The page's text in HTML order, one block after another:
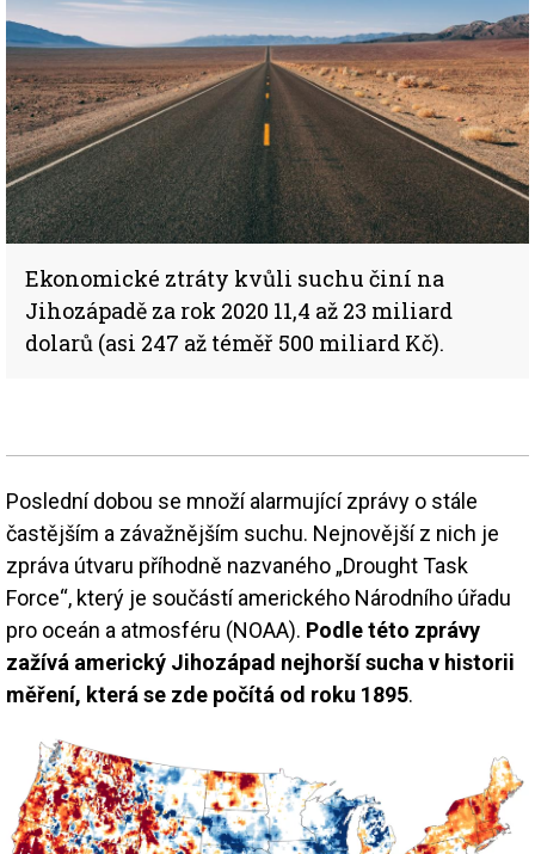
Ekonomické ztráty kvůli suchu činí na
Jihozápadě za rok 2020 11,4 až 23 miliard
dolarů (asi 247 až téměř 500 miliard Kč).
Poslední dobou se množí alarmující zprávy o stále
častějším a závažnějším suchu. Nejnovější z nich je
zpráva útvaru příhodně nazvaného „Drought Task
Force“, který je součástí amerického Národního úřadu
pro oceán a atmosféru (NOAA). Podle této zprávy
zažívá americký Jihozápad nejhorší sucha v historii
měření, která se zde počítá od roku 1895.